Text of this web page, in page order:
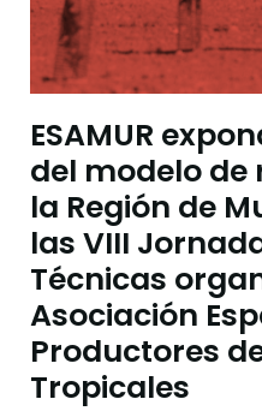
ESAMUR
del modelo de
la Región de
las VIII
Técnicas
Asociación
Productores
Tropicales